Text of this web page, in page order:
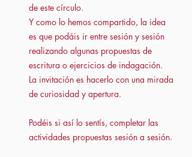
de este círculo.
Y como lo hemos compartido, la idea
es que podáis ir entre sesión y sesión
realizando algunas propuestas de
escritura o ejercicios de indagación.
La invitación es hacerlo con una mirada
de curiosidad y apertura.
Podéis si así lo sentís, completar las
actividades propuestas sesión a sesión.